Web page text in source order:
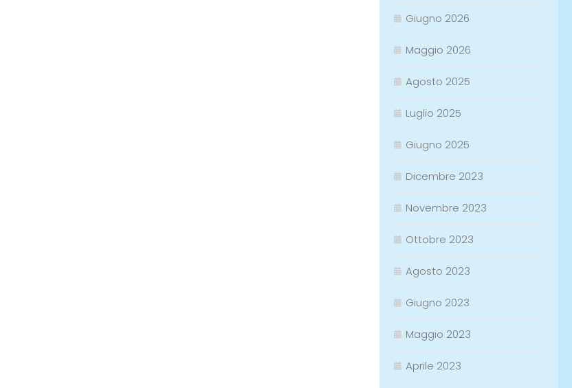
Giugno 2026
Maggio 2026
Agosto 2025
Luglio 2025
Giugno 2025
Dicembre 2023
Novembre 2023
Ottobre 2023
Agosto 2023
Giugno 2023
Maggio 2023
Aprile 2023